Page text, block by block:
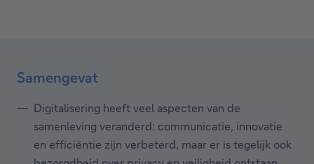
Samengevat
Digitalisering heeft veel aspecten van de
samenleving veranderd: communicatie, innovatie
en efficiëntie zijn verbeterd, maar er is tegelijk ook